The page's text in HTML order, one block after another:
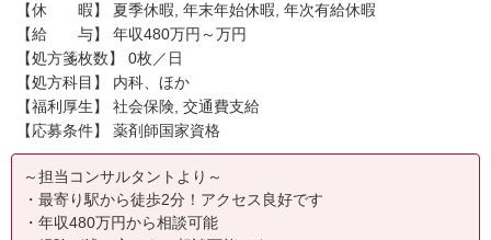
【休 暇】 夏季休暇, 年末年始休暇, 年次有給休暇
【給 与】 年収480万円～万円
【処方箋枚数】 0枚／日
【処方科目】 内科、ほか
【福利厚生】 社会保険, 交通費支給
【応募条件】 薬剤師国家資格
～担当コンサルタントより～
・最寄り駅から徒歩2分！アクセス良好です
・年収480万円から相談可能